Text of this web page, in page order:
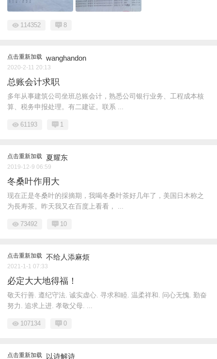
114352 8
点击重新加载 wanghandon
2020-2-11 20:13
总账会计求职
多年从事建筑公司坐班总账会计，熟悉公司银行业务、工程成本核
算、税务申报处理。有二建证。联系 ...
61193 1
点击重新加载 夏耀东
2019-12-9 06:59
冬桑叶作用大
现在正是冬桑叶的採摘期，我喝冬桑叶茶好几年了，美国日木称之
为長寿茶。昨天我又在百度上看看， ...
73492 10
点击重新加载 不给人添麻烦
2021-1-1 07:33
必定大大地得福！
敬天行善. 遵纪守法. 诚实虚心. 寻求和睦. 温柔祥和. 问心无愧. 勤奋
努力. 追求上进. 孝敬父母. ...
107134 0
点击重新加载 以诗解诗